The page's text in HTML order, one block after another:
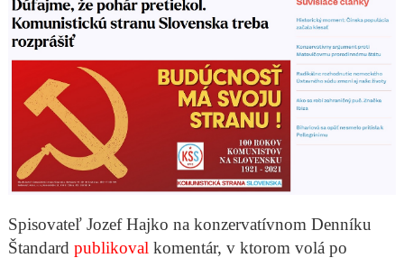
Spisovateľ Jozef Hajko na konzervatívnom Denníku
Štandard publikoval komentár, v ktorom volá po